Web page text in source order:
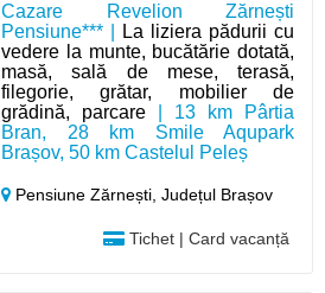
Cazare Revelion Zărnești
Pensiune*** |
La liziera pădurii cu
vedere la munte, bucătărie dotată,
masă, sală de mese, terasă,
filegorie, grătar, mobilier de
grădină, parcare | 13 km Pârtia
Bran, 28 km Smile Aqupark
Brașov, 50 km Castelul Peleș
Pensiune Zărnești,Județul Brașov
Tichet | Card vacanță